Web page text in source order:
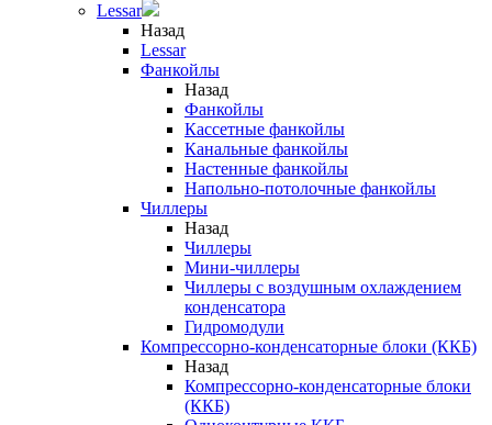
Lessar
Назад
Lessar
Фанкойлы
Назад
Фанкойлы
Кассетные фанкойлы
Канальные фанкойлы
Настенные фанкойлы
Напольно-потолочные фанкойлы
Чиллеры
Назад
Чиллеры
Мини-чиллеры
Чиллеры с воздушным охлаждением
конденсатора
Гидромодули
Компрессорно-конденсаторные блоки (ККБ)
Назад
Компрессорно-конденсаторные блоки
(ККБ)